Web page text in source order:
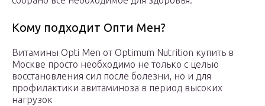
Кому подходит Опти Мен?
Витамины Opti Men от Optimum Nutrition купить в
Москве просто необходимо не только с целью
восстановления сил после болезни, но и для
профилактики авитаминоза в период высоких
нагрузок